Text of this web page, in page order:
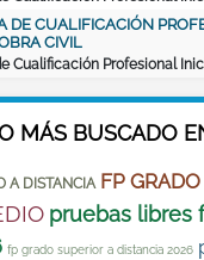
DE CUALIFICACIÓN
CIVIL
Cualificación Profesional
MÁS BUSCADO
A DISTANCIA FP
pruebas libres
fp grado superior a distancia 2026